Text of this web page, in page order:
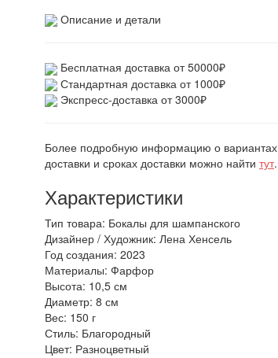
Описание и детали
Бесплатная доставка от 50000₽
Стандартная доставка от 1000₽
Экспресс-доставка от 3000₽
Более подробную информацию о вариантах
доставки и сроках доставки можно найти тут.
Характеристики
Тип товара: Бокалы для шампанского
Дизайнер / Художник: Лена Хенсель
Год создания: 2023
Материалы: Фарфор
Высота: 10,5 см
Диаметр: 8 см
Вес: 150 г
Стиль: Благородный
Цвет: Разноцветный